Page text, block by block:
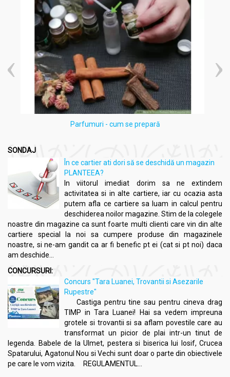
cum ar fi ciuperca tibetană îmbogățită cu Curcuma, TELOM-R,
Zinc natural și alga calcaroasă cu fier. Ne mândrim cu produse
unice, gândite și fabricate în România, menite să sprijine
sănătatea și bunăstarea consumatorilor noștri.
Planteea, o sursă de încredere în domeniul nutriției și sănătății,
recomandă cu încredere produsele DVR PHARMpentru
calitatea lor superioară și angajamentul față de sănătatea
consumatorilor.
Compozitie
Set Anghinare Maslin 400mg 3x30cps - DVR PHARM
Anghinare
uscat cu min. 2,5% derivați de acid cafeic: 160mg;
Măslin(Olea europaea), frunze, pulbere: 136mg;
Măslin (Olea europaea)
, frunze, extract cu min. 18%
oleuropeină: 104mg;
capsulă tare: gelatină
: gluten, lactoza, aditivi
Ingrediente proveniență:UE
Fabricat în:România
Produs notificat de:Serviciul Național pentru Plante Medicinale,
Aromatice și Produse ale Stupului,
Notificare nr.: 8863/23.07.2014
Acțiuni și Recomandări:
Set Anghinare Maslin 400mg 3x30cps - DVR PHARM
Beneficii :
Parfumuri - cum se prepară
SONDAJ
În ce cartier ati dori să se deschidă un magazin
PLANTEEA?
In viitorul imediat dorim sa ne extindem
activitatea si in alte cartiere, iar cu ocazia asta
putem afla ce cartiere sa luam in calcul pentru
deschiderea noilor magazine. Stim de la colegele
noastre din magazine ca sunt foarte multi clienti care vin din alte
cartiere special la noi sa cumpere produse din magazinele
noastre, si ne-am gandit ca ar fi benefic pt ei (cat si pt noi) daca
am deschide...
CONCURSURI:
Concurs "Tara Luanei, Trovantii si Asezarile
Rupestre"
Castiga pentru tine sau pentru cineva drag
TIMP in Tara Luanei! Hai sa vedem impreuna
grotele si trovantii si sa aflam povestile care au
transformat un picior de plai intr-un tinut de
legenda. Babele de la Ulmet, pestera si biserica lui Iosif, Crucea
Spatarului, Agatonul Nou si Vechi sunt doar o parte din obiectivele
pe care le vom vizita. REGULAMENTUL...